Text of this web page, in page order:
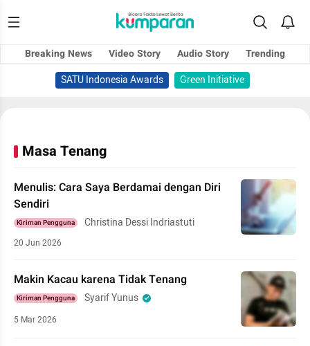
Breaking News Video Story Audio Story
Trending
SATU Indonesia Awards
Green Initiative
Masa Tenang
Menulis: Cara Saya Berdamai dengan Diri
Sendiri
Kiriman Pengguna Christina Dessi Indriastuti
20 Jun 2026
Makin Kacau karena Tidak Tenang
Kiriman Pengguna Syarif Yunus
5 Mar 2026